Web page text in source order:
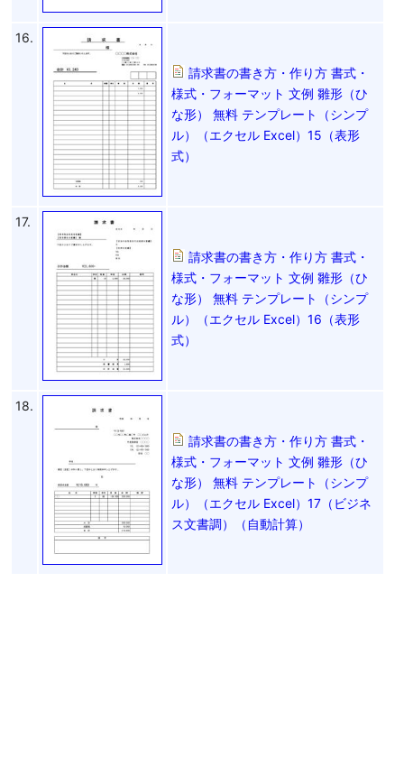
16.
請求書の書き方・作り方 書式・
様式・フォーマット 文例 雛形（ひ
な形） 無料 テンプレート（シンプ
ル）（エクセル Excel）15（表形
式）
17.
請求書の書き方・作り方 書式・
様式・フォーマット 文例 雛形（ひ
な形） 無料 テンプレート（シンプ
ル）（エクセル Excel）16（表形
式）
18.
請求書の書き方・作り方 書式・
様式・フォーマット 文例 雛形（ひ
な形） 無料 テンプレート（シンプ
ル）（エクセル Excel）17（ビジネ
ス文書調）（自動計算）